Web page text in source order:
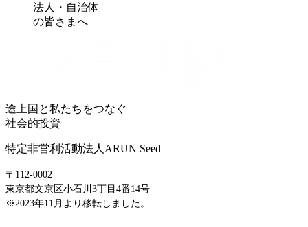
法人・自治体
の皆さまへ
途上国と私たちをつなぐ
社会的投資
特定非営利活動法人ARUN Seed
〒112-0002
東京都文京区小石川3丁目4番14号
※2023年11月より移転しました。